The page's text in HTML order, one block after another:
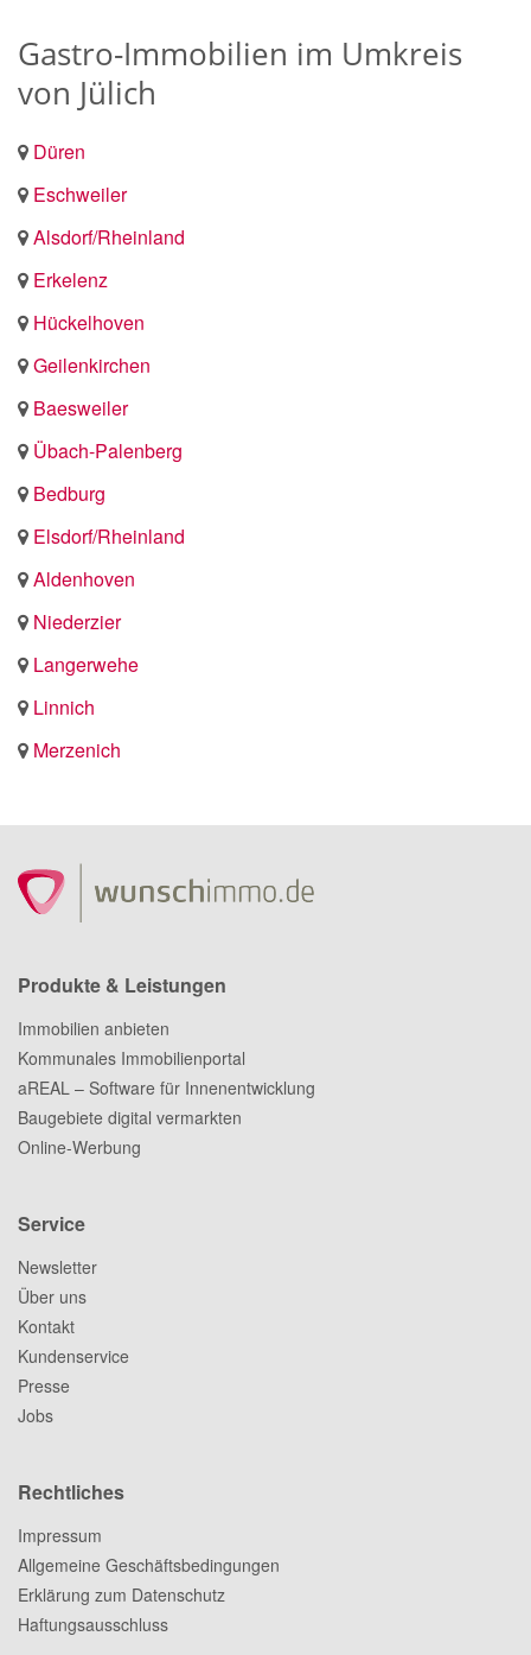
Gastro-Immobilien im Umkreis
von Jülich
Düren
Eschweiler
Alsdorf/Rheinland
Erkelenz
Hückelhoven
Geilenkirchen
Baesweiler
Übach-Palenberg
Bedburg
Elsdorf/Rheinland
Aldenhoven
Niederzier
Langerwehe
Linnich
Merzenich
Produkte & Leistungen
Immobilien anbieten
Kommunales Immobilienportal
aREAL – Software für Innenentwicklung
Baugebiete digital vermarkten
Online-Werbung
Service
Newsletter
Über uns
Kontakt
Kundenservice
Presse
Jobs
Rechtliches
Impressum
Allgemeine Geschäftsbedingungen
Erklärung zum Datenschutz
Haftungsausschluss